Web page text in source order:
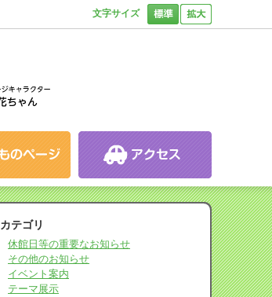
文字サイズ
カテゴリ
休館日等の重要なお知らせ
その他のお知らせ
イベント案内
テーマ展示